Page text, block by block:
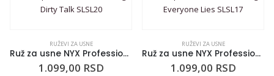
RUŽEVI ZA USNE
Ruž za usne NYX Professional Makeup Shout Loud SLSL 3.5g Dirty Talk SLSL20
1.099,00 RSD
RUŽEVI ZA USNE
Ruž za usne NYX Professional Makeup Shout Loud SLSL 3.5g Everyone Lies SLSL17
1.099,00 RSD